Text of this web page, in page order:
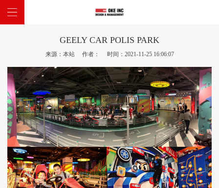
网站首页
关于我们
主题项目
新闻中心
联系我们
GEELY CAR POLIS PARK
来源：本站 作者： 时间：2021-11-25 16:06:07